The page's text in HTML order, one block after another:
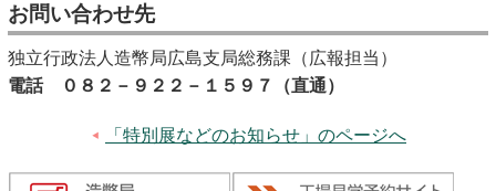
お問い合わせ先
独立行政法人造幣局広島支局総務課（広報担当）
電話 ０８２－９２２－１５９７（直通）
「特別展などのお知らせ」のページへ